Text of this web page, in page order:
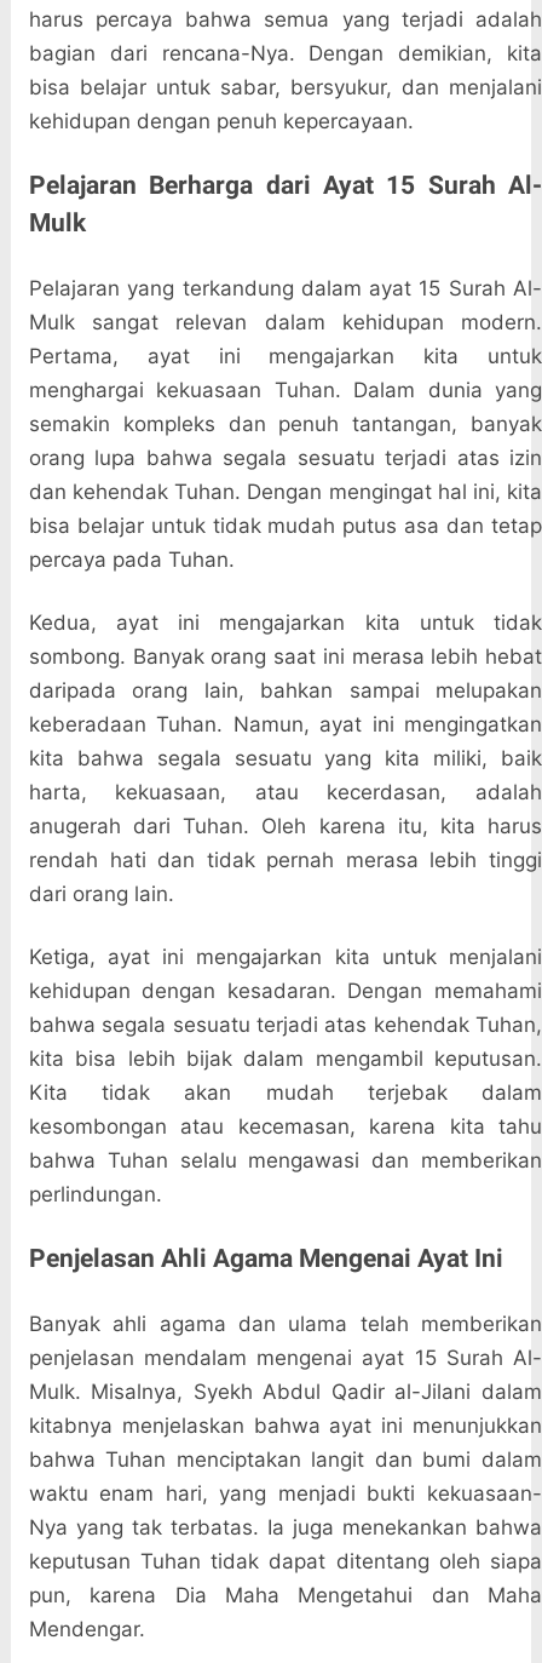
harus percaya bahwa semua yang terjadi adalah
bagian dari rencana-Nya. Dengan demikian, kita
bisa belajar untuk sabar, bersyukur, dan menjalani
kehidupan dengan penuh kepercayaan.
Pelajaran Berharga dari Ayat 15 Surah Al-
Mulk
Pelajaran yang terkandung dalam ayat 15 Surah Al-
Mulk sangat relevan dalam kehidupan modern.
Pertama, ayat ini mengajarkan kita untuk
menghargai kekuasaan Tuhan. Dalam dunia yang
semakin kompleks dan penuh tantangan, banyak
orang lupa bahwa segala sesuatu terjadi atas izin
dan kehendak Tuhan. Dengan mengingat hal ini, kita
bisa belajar untuk tidak mudah putus asa dan tetap
percaya pada Tuhan.
Kedua, ayat ini mengajarkan kita untuk tidak
sombong. Banyak orang saat ini merasa lebih hebat
daripada orang lain, bahkan sampai melupakan
keberadaan Tuhan. Namun, ayat ini mengingatkan
kita bahwa segala sesuatu yang kita miliki, baik
harta, kekuasaan, atau kecerdasan, adalah
anugerah dari Tuhan. Oleh karena itu, kita harus
rendah hati dan tidak pernah merasa lebih tinggi
dari orang lain.
Ketiga, ayat ini mengajarkan kita untuk menjalani
kehidupan dengan kesadaran. Dengan memahami
bahwa segala sesuatu terjadi atas kehendak Tuhan,
kita bisa lebih bijak dalam mengambil keputusan.
Kita tidak akan mudah terjebak dalam
kesombongan atau kecemasan, karena kita tahu
bahwa Tuhan selalu mengawasi dan memberikan
perlindungan.
Penjelasan Ahli Agama Mengenai Ayat Ini
Banyak ahli agama dan ulama telah memberikan
penjelasan mendalam mengenai ayat 15 Surah Al-
Mulk. Misalnya, Syekh Abdul Qadir al-Jilani dalam
kitabnya menjelaskan bahwa ayat ini menunjukkan
bahwa Tuhan menciptakan langit dan bumi dalam
waktu enam hari, yang menjadi bukti kekuasaan-
Nya yang tak terbatas. Ia juga menekankan bahwa
keputusan Tuhan tidak dapat ditentang oleh siapa
pun, karena Dia Maha Mengetahui dan Maha
Mendengar.